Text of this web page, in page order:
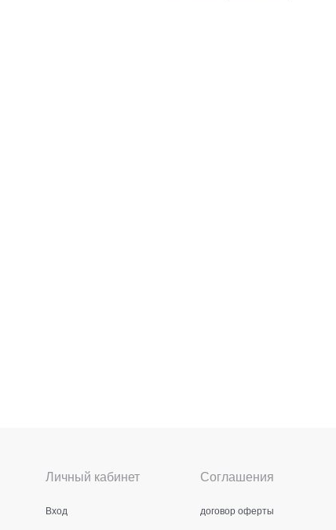
Личный кабинет
Вход
Соглашения
договор оферты